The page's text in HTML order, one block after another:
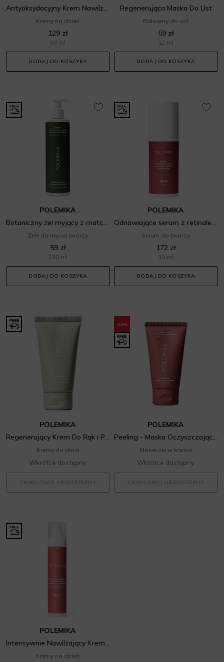
Antyoksydacyjny Krem Nawilżający
Kremy na dzień
129 zł
50 ml
DODAJ DO KOSZYKA
Regenerująca Maska Do Ust
Balsamy do ust
59 zł
12 ml
DODAJ DO KOSZYKA
POLEMIKA
Żele do mycia twarzy
59 zł
230 ml
DODAJ DO KOSZYKA
POLEMIKA
Serum do twarzy
172 zł
30 ml
DODAJ DO KOSZYKA
POLEMIKA
Kremy do dłoni
Wkrótce dostępny
CHWILOWO NIEDOSTĘPNY
-20%
POLEMIKA
Maseczki w kremie
Wkrótce dostępny
CHWILOWO NIEDOSTĘPNY
POLEMIKA
Intensywnie Nawilżający Krem Do Skóry Suchej, Odwodnionej I Wrażliwej
Kremy na dzień